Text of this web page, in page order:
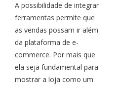
A possibilidade de integrar
ferramentas permite que
as vendas possam ir além
da plataforma de e-
commerce. Por mais que
ela seja fundamental para
mostrar a loja como um